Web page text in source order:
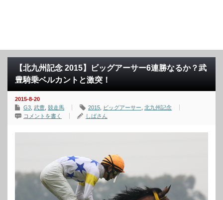
【北九州記念 2015】ビッグアーサー6連勝なるか？武
豊騎乗ベルカントと激突！
2015-8-20
G3 武豊 競走馬 2015 ビッグアーサー 北九州記念
コメントを書く
しばさん